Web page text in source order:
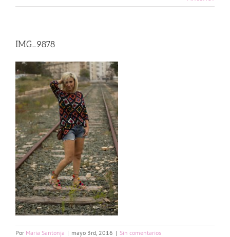
IMG_9878
Por Maria Santonja | mayo 3rd, 2016 | Sin comentarios